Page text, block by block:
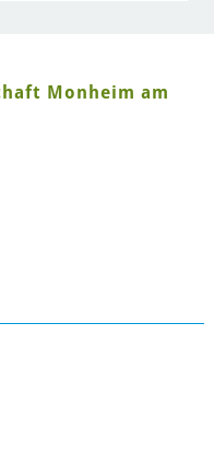
Monheim am